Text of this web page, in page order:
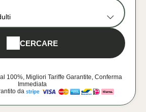
CERCARE
100%, Migliori Tariffe Garantite, Conferma
Immediata
da